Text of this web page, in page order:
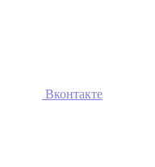
Вконтакте